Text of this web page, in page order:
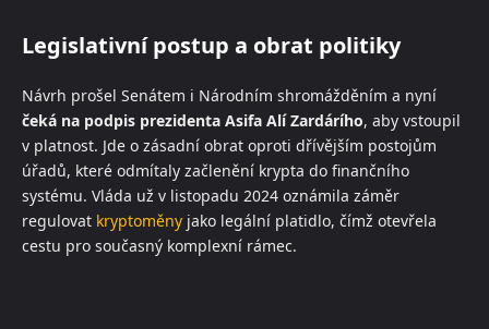
Legislativní postup a obrat politiky
Návrh prošel Senátem i Národním shromážděním a nyní
čeká na podpis prezidenta Asifa Alí Zardárího, aby vstoupil
v platnost. Jde o zásadní obrat oproti dřívějším postojům
úřadů, které odmítaly začlenění krypta do finančního
systému. Vláda už v listopadu 2024 oznámila záměr
regulovat kryptoměny jako legální platidlo, čímž otevřela
cestu pro současný komplexní rámec.